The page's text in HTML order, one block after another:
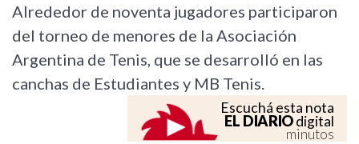
Alrededor de noventa jugadores participaron
del torneo de menores de la Asociación
Argentina de Tenis, que se desarrolló en las
canchas de Estudiantes y MB Tenis.
Escuchá esta nota
EL DIARIOdigital
minutos